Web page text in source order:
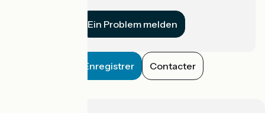
Ein Problem melden
Enregistrer Contacter